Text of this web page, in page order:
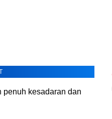
penuh kesadaran dan